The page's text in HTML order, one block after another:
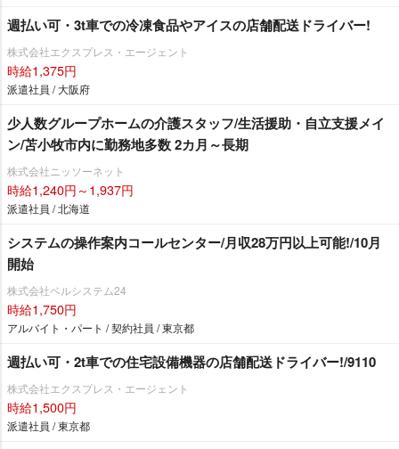
週払い可・3t車での冷凍食品やアイスの店舗配送ドライバー!
株式会社エクスプレス・エージェント
時給1,375円
派遣社員 / 大阪府
少人数グループホームの介護スタッフ/生活援助・自立支援メイ
ン/苫小牧市内に勤務地多数 2カ月～長期
株式会社ニッソーネット
時給1,240円～1,937円
派遣社員 / 北海道
システムの操作案内コールセンター/月収28万円以上可能!/10月
開始
株式会社ベルシステム24
時給1,750円
アルバイト・パート / 契約社員 / 東京都
週払い可・2t車での住宅設備機器の店舗配送ドライバー!/9110
株式会社エクスプレス・エージェント
時給1,500円
派遣社員 / 東京都